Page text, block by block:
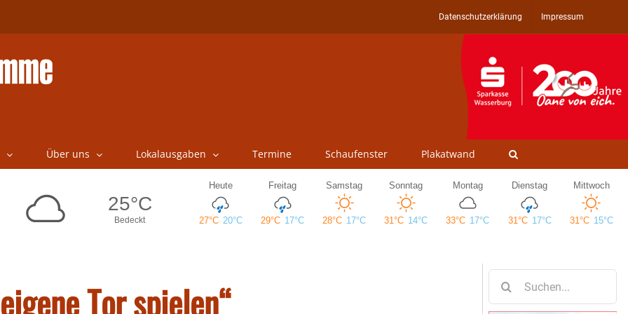
Datenschutzerklärung Impressum
Über uns Lokalausgaben Termine Schaufenster Plakatwand
Tor spielen“
nach: